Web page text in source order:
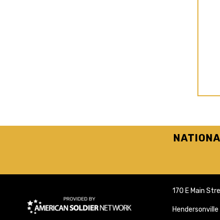
170 E Main